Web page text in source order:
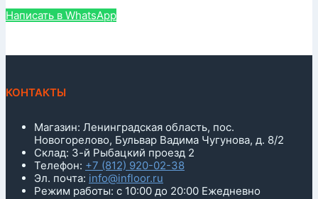
Написать в WhatsApp
КОНТАКТЫ
Магазин: Ленинградская область, пос.
Новогорелово, Бульвар Вадима Чугунова, д. 8/2
Склад: 3-й Рыбацкий проезд 2
Телефон: +7 (812) 920-02-38
Эл. почта: info@infloor.ru
Режим работы: с 10:00 до 20:00 Ежедневно